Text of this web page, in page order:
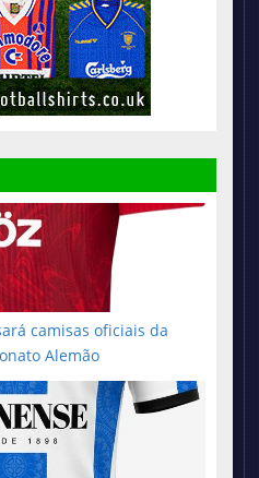
camisas oficiais da
Alemão